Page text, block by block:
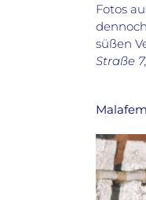
Fotos
süßen
Straße